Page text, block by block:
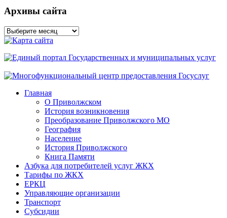
Архивы сайта
Архивы
сайта
Главная
О Приволжском
История возникновения
Преобразование Приволжского МО
География
Население
История Приволжского
Книга Памяти
Азбука для потребителей услуг ЖКХ
Тарифы по ЖКХ
ЕРКЦ
Управляющие организации
Транспорт
Субсидии